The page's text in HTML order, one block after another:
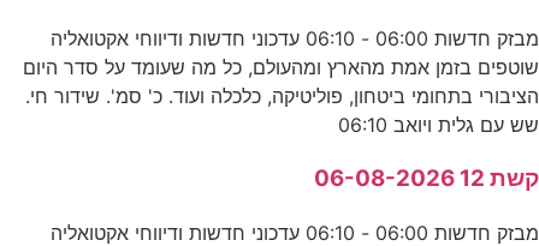
מבזק חדשות 06:00 - 06:10 עדכוני חדשות ודיווחי אקטואליה
שוטפים בזמן אמת מהארץ ומהעולם, כל מה שעומד על סדר היום
הציבורי בתחומי ביטחון, פוליטיקה, כלכלה ועוד. כ' סמ'. שידור חי.
שש עם גלית ויואב 06:10
קשת 12 06-08-2026
מבזק חדשות 06:00 - 06:10 עדכוני חדשות ודיווחי אקטואליה